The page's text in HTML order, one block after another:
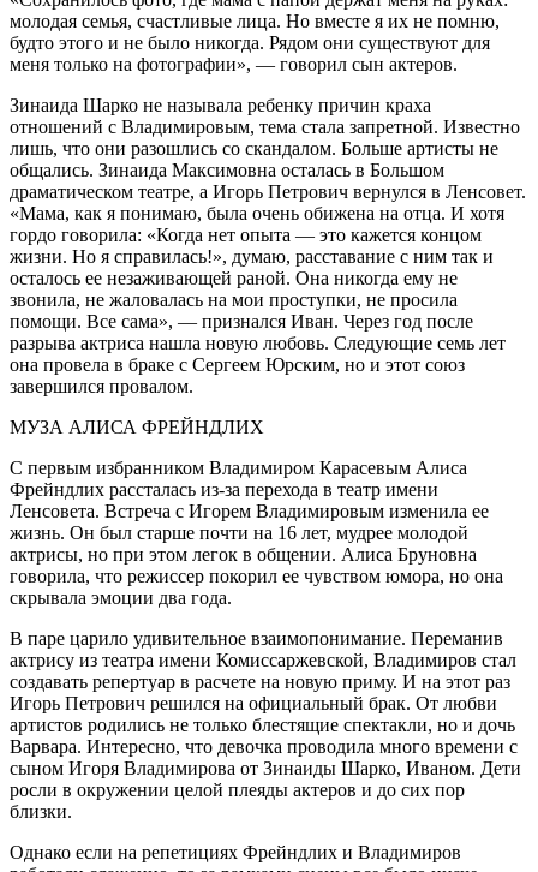
молодая семья, счастливые лица. Но вместе я их не помню,
будто этого и не было никогда. Рядом они существуют для
меня только на фотографии», — говорил сын актеров.
Зинаида Шарко не называла ребенку причин краха
отношений с Владимировым, тема стала запретной. Известно
лишь, что они разошлись со скандалом. Больше артисты не
общались. Зинаида Максимовна осталась в Большом
драматическом театре, а Игорь Петрович вернулся в Ленсовет.
«Мама, как я понимаю, была очень обижена на отца. И хотя
гордо говорила: «Когда нет опыта — это кажется концом
жизни. Но я справилась!», думаю, расставание с ним так и
осталось ее незаживающей раной. Она никогда ему не
звонила, не жаловалась на мои проступки, не просила
помощи. Все сама», — признался Иван. Через год после
разрыва актриса нашла новую любовь. Следующие семь лет
она провела в браке с Сергеем Юрским, но и этот союз
завершился провалом.
МУЗА АЛИСА ФРЕЙНДЛИХ
С первым избранником Владимиром Карасевым Алиса
Фрейндлих рассталась из-за перехода в театр имени
Ленсовета. Встреча с Игорем Владимировым изменила ее
жизнь. Он был старше почти на 16 лет, мудрее молодой
актрисы, но при этом легок в общении. Алиса Бруновна
говорила, что режиссер покорил ее чувством юмора, но она
скрывала эмоции два года.
В паре царило удивительное взаимопонимание. Переманив
актрису из театра имени Комиссаржевской, Владимиров стал
создавать репертуар в расчете на новую приму. И на этот раз
Игорь Петрович решился на официальный брак. От любви
артистов родились не только блестящие спектакли, но и дочь
Варвара. Интересно, что девочка проводила много времени с
сыном Игоря Владимирова от Зинаиды Шарко, Иваном. Дети
росли в окружении целой плеяды актеров и до сих пор
близки.
Однако если на репетициях Фрейндлих и Владимиров